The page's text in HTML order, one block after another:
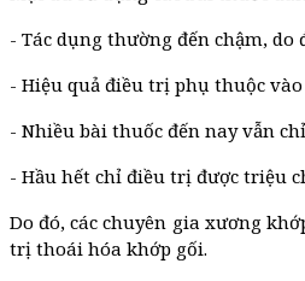
- Tác dụng thường đến chậm,
- Hiệu quả điều trị phụ thuộc
- Nhiều bài thuốc đến nay vẫn
- Hầu hết chỉ điều trị được triệu
Do đó, các chuyên gia xương
trị thoái hóa khớp gối.